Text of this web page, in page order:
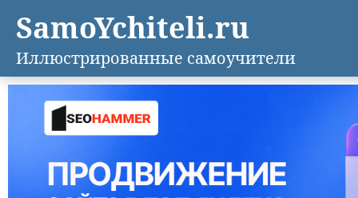
SamoYchiteli.ru
Иллюстрированные самоучители